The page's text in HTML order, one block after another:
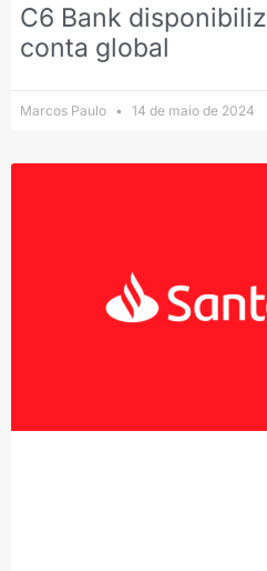
C6 Bank
conta global
Marcos Paulo 14 de maio de 2024